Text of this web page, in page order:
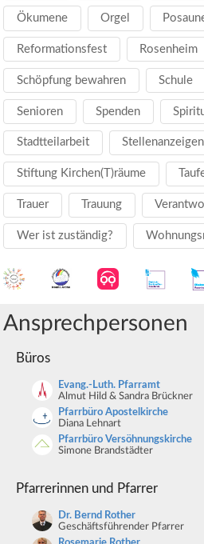
Ökumene Orgel
Reformationsfest Rosenheim
Schöpfung bewahren Schule
Senioren Spenden
Stadtteilarbeit Stellenanzeigen
Stiftung Kirchen(T)räume
Trauer Trauung
Wer ist zuständig?
Ansprechpersonen
Büros
Evang.-Luth. Pfarramt
Almut Hild & Sandra Brückner
Pfarrbüro Apostelkirche
Diana Lehnart
Pfarrbüro Versöhnungskirche
Simone Brandstädter
Pfarrerinnen und Pfarrer
Dr. Bernd Rother
Geschäftsführender Pfarrer